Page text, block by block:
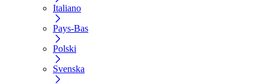
Italiano
Pays-Bas
Polski
Svenska